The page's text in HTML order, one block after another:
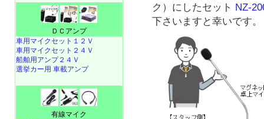
ク）にしたセット NZ-
下さいますと幸いです。
ＤＣアンプ
車用マイクセット１２Ｖ
車用マイクセット２４Ｖ
船舶用アンプ２４Ｖ
選挙カー用 車載アンプ
有線マイク